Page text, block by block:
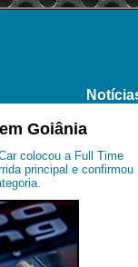
Goiânia
colocou a Full Time
principal e confirmou